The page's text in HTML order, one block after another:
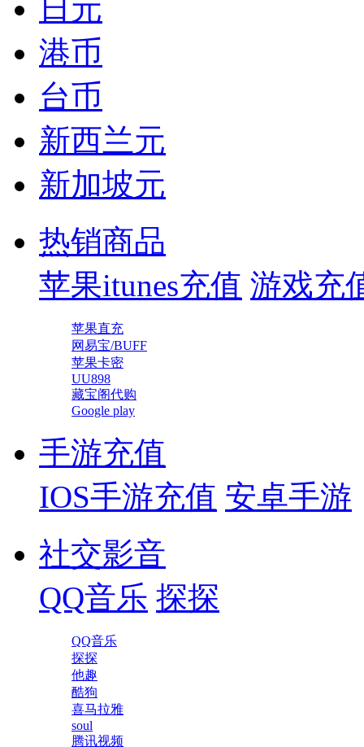
日元
港币
台币
新西兰元
新加坡元
热销商品
苹果itunes充值 游戏充
苹果直充
网易宝/BUFF
苹果卡密
UU898
藏宝阁代购
Google play
手游充值
IOS手游充值 安卓手游
社交影音
QQ音乐 探探
QQ音乐
探探
他趣
酷狗
喜马拉雅
soul
腾讯视频